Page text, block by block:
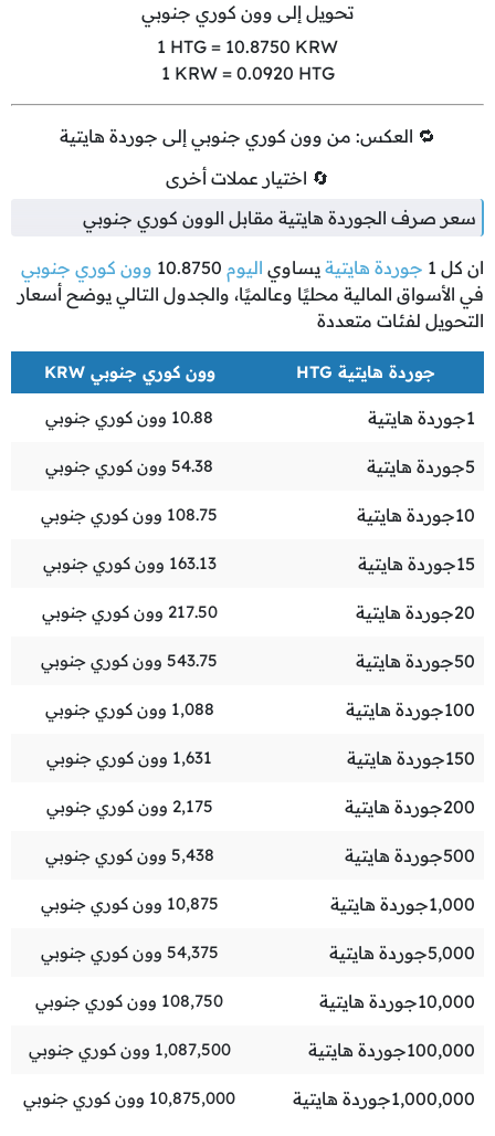
تحويل إلى وون كوري جنوبي
1 HTG = 10.8750 KRW
1 KRW = 0.0920 HTG
🔁 العكس: من وون كوري جنوبي إلى جوردة هايتية
🔄 اختيار عملات أخرى
سعر صرف الجوردة هايتية مقابل الوون كوري جنوبي
ان كل 1 جوردة هايتية يساوي اليوم 10.8750 وون كوري جنوبي
في الأسواق المالية محليًا وعالميًا، والجدول التالي يوضح أسعار
التحويل لفئات متعددة
جوردة هايتية HTG وون كوري جنوبي KRW
1جوردة هايتية 10.88 وون كوري جنوبي
5جوردة هايتية 54.38 وون كوري جنوبي
10جوردة هايتية 108.75 وون كوري جنوبي
15جوردة هايتية 163.13 وون كوري جنوبي
20جوردة هايتية 217.50 وون كوري جنوبي
50جوردة هايتية 543.75 وون كوري جنوبي
100جوردة هايتية 1,088 وون كوري جنوبي
150جوردة هايتية 1,631 وون كوري جنوبي
200جوردة هايتية 2,175 وون كوري جنوبي
500جوردة هايتية 5,438 وون كوري جنوبي
1,000جوردة هايتية 10,875 وون كوري جنوبي
5,000جوردة هايتية 54,375 وون كوري جنوبي
10,000جوردة هايتية 108,750 وون كوري جنوبي
100,000جوردة هايتية 1,087,500 وون كوري جنوبي
1,000,000جوردة هايتية 10,875,000 وون كوري جنوبي